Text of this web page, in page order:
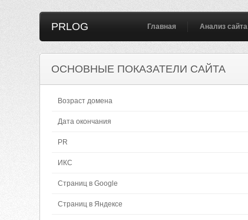
PRLOG Главная Анализ сайта
ОСНОВНЫЕ ПОКАЗАТЕЛИ САЙТА
Возраст домена
Дата окончания
PR
ИКС
Страниц в Google
Страниц в Яндексе